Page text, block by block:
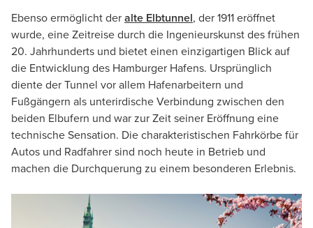
Ebenso ermöglicht der alte Elbtunnel, der 1911 eröffnet
wurde, eine Zeitreise durch die Ingenieurskunst des frühen
20. Jahrhunderts und bietet einen einzigartigen Blick auf
die Entwicklung des Hamburger Hafens. Ursprünglich
diente der Tunnel vor allem Hafenarbeitern und
Fußgängern als unterirdische Verbindung zwischen den
beiden Elbufern und war zur Zeit seiner Eröffnung eine
technische Sensation. Die charakteristischen Fahrkörbe für
Autos und Radfahrer sind noch heute in Betrieb und
machen die Durchquerung zu einem besonderen Erlebnis.